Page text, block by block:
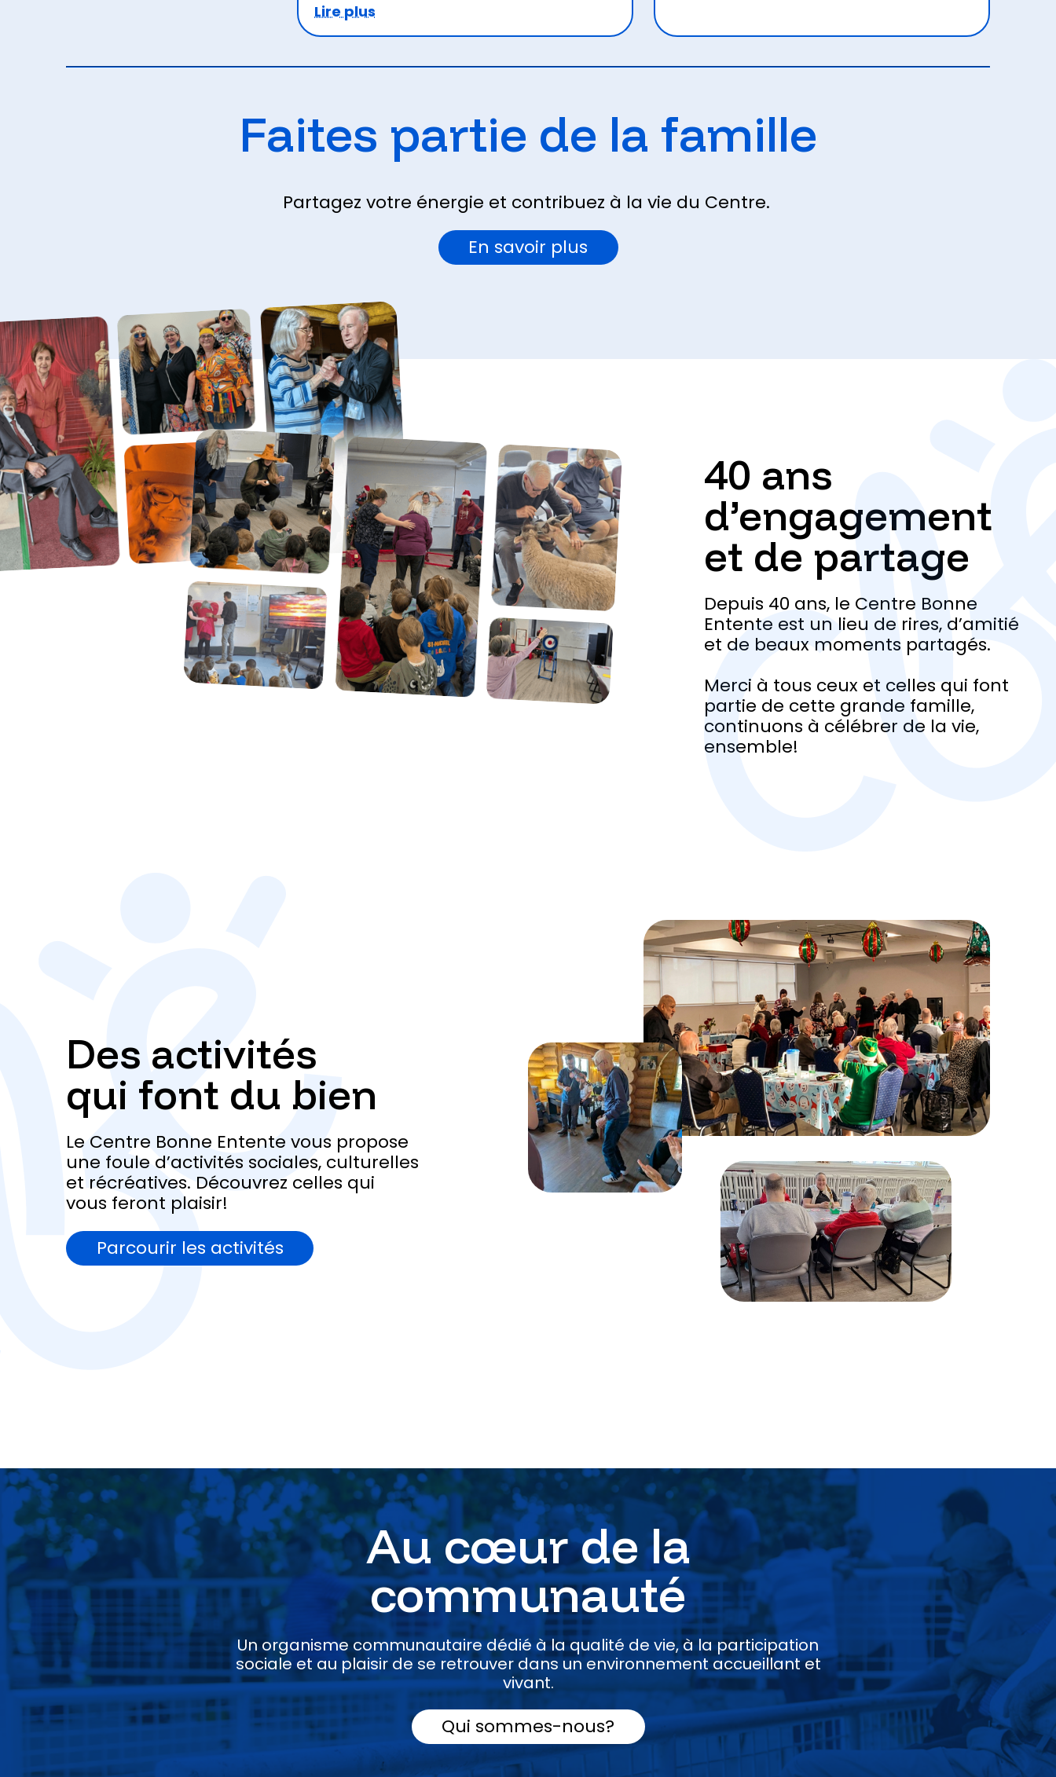
Lire plus
Faites partie de la famille
Partagez votre énergie et contribuez à la vie du Centre.
En savoir plus
40 ans
d’engagement
et de partage
Depuis 40 ans, le Centre Bonne
Entente est un lieu de rires, d’amitié
et de beaux moments partagés.
Merci à tous ceux et celles qui font
partie de cette grande famille,
continuons à célébrer de la vie,
ensemble!
Des activités
qui font du bien
Le Centre Bonne Entente vous propose
une foule d’activités sociales, culturelles
et récréatives. Découvrez celles qui
vous feront plaisir!
Parcourir les activités
Au cœur de la
communauté
Un organisme communautaire dédié à la qualité de vie, à la participation
sociale et au plaisir de se retrouver dans un environnement accueillant et
vivant.
Qui sommes-nous?